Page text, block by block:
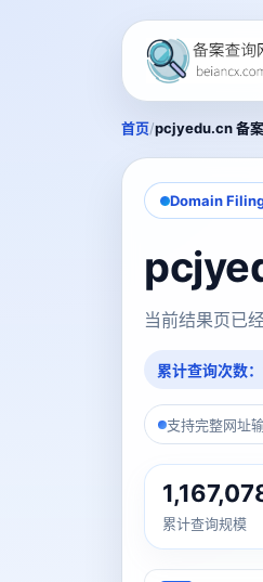
首页/pcjyedu.cn 备
Domain
当前结果页已
累计查询次数
支持完整网址
累计查询规模